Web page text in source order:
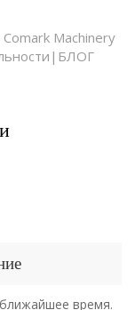
Machinery
| БЛОГ
время.